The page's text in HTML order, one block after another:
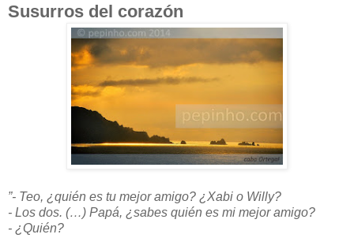
Susurros del corazón
”- Teo, ¿quién es tu mejor amigo? ¿Xabi o Willy?
- Los dos. (…) Papá, ¿sabes quién es mi mejor amigo?
- ¿Quién?